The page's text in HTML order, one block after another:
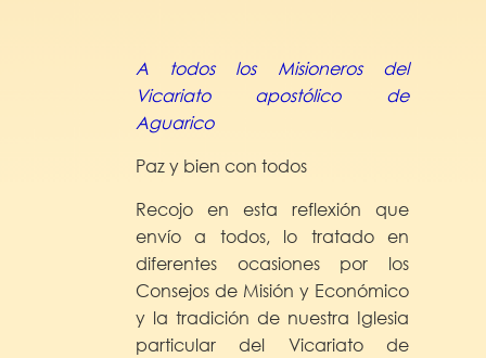
A todos los Misioneros del
Vicariato apostólico de
Aguarico
Paz y bien con todos
Recojo en esta reflexión que
envío a todos, lo tratado en
diferentes ocasiones por los
Consejos de Misión y Económico
y la tradición de nuestra Iglesia
particular del Vicariato de